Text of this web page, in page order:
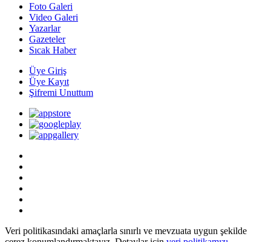
Foto Galeri
Video Galeri
Yazarlar
Gazeteler
Sıcak Haber
Üye Giriş
Üye Kayıt
Şifremi Unuttum
Veri politikasındaki amaçlarla sınırlı ve mevzuata uygun şekilde